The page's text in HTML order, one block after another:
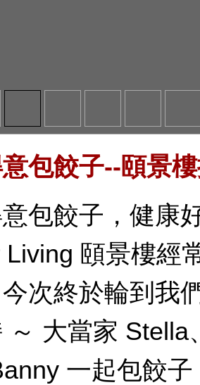
包餃子--頤景
包餃子，健康
Living 頤景樓經
次終於輪到我
～ 大當家
一起包餃